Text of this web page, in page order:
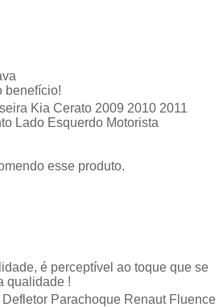
benefício!
Kia Cerato 2009 2010 2011
Lado Esquerdo Motorista
esse produto.
é perceptível ao toque que se
qualidade !
Parachoque Renaut Fluence